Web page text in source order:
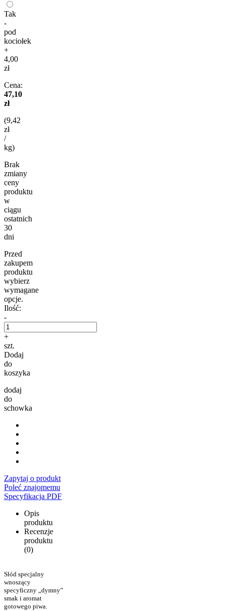
Tak
-
pod
kociołek
+
4,00
zł
Cena:
47,10
zł
(9,42
zł
/
kg)
Brak
zmiany
ceny
produktu
w
ciągu
ostatnich
30
dni
Przed
zakupem
produktu
wybierz
wymagane
opcje.
Ilość:
-
+
szt.
Dodaj
do
koszyka
dodaj
do
schowka
Zapytaj o produkt
Poleć znajomemu
Specyfikacja PDF
Opis
produktu
Recenzje
produktu
(0)
Słód specjalny
wnoszący
specyficzny „dymny”
smak i aromat
gotowego piwa.